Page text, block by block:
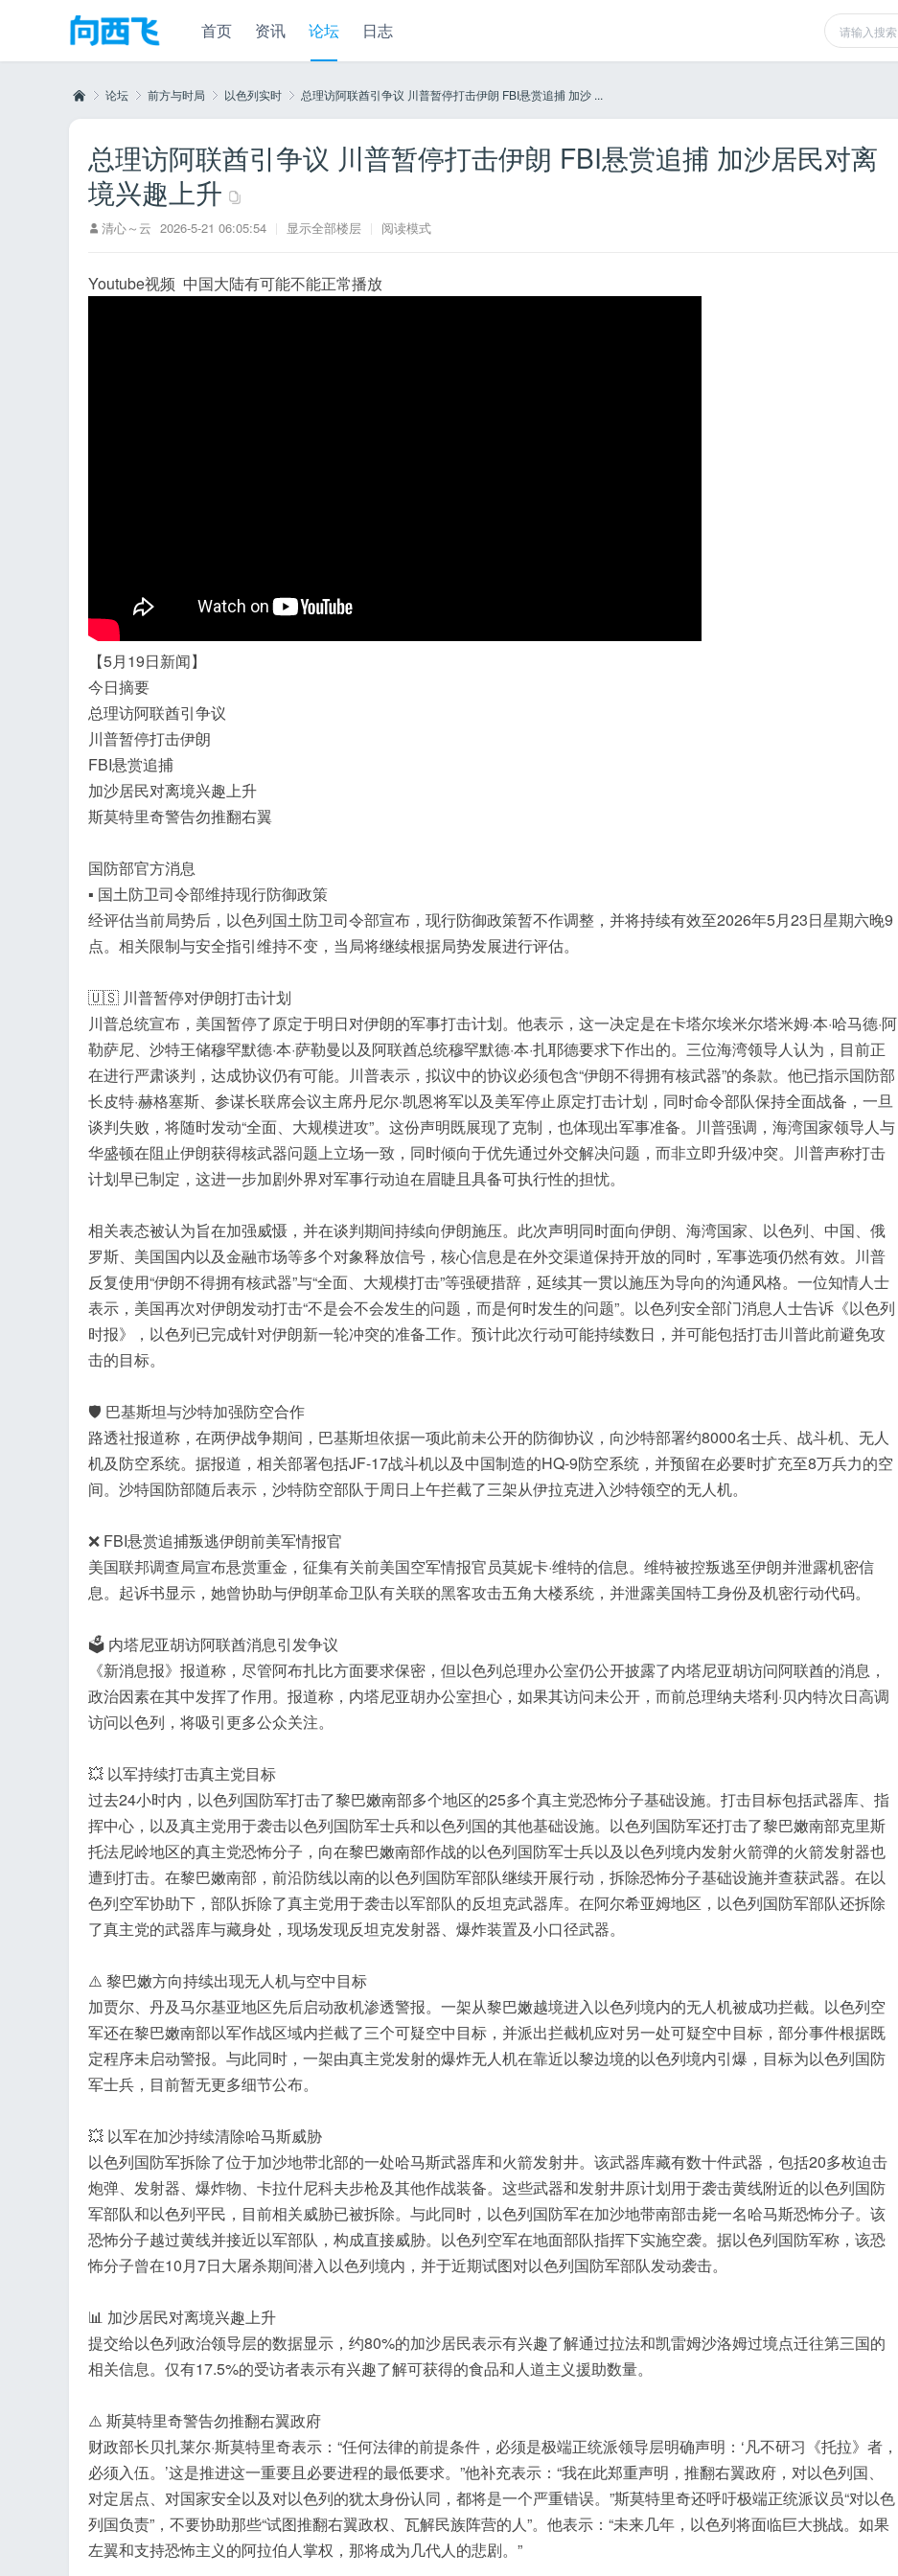
首页 资讯 论坛 日志
»
论坛
›
前方与时局
›
以色列实时 总理访阿联酋引争议 川普暂停打击伊朗 FBI悬赏追捕 加沙 ...
总理访阿联酋引争议 川普暂停打击伊朗 FBI悬赏追捕 加沙居民对离
境兴趣上升
清心～云 2026-5-21 06:05:54 | 显示全部楼层 | 阅读模式
Youtube视频 中国大陆有可能不能正常播放
【5月19日新闻】
今日摘要
总理访阿联酋引争议
川普暂停打击伊朗
FBI悬赏追捕
加沙居民对离境兴趣上升
斯莫特里奇警告勿推翻右翼
国防部官方消息
▪️ 国土防卫司令部维持现行防御政策
经评估当前局势后，以色列国土防卫司令部宣布，现行防御政策暂不作调整，并将持续有效至2026年5月23日星期六晚9
点。相关限制与安全指引维持不变，当局将继续根据局势发展进行评估。
🇺🇸 川普暂停对伊朗打击计划
川普总统宣布，美国暂停了原定于明日对伊朗的军事打击计划。他表示，这一决定是在卡塔尔埃米尔塔米姆·本·哈马德·阿
勒萨尼、沙特王储穆罕默德·本·萨勒曼以及阿联酋总统穆罕默德·本·扎耶德要求下作出的。三位海湾领导人认为，目前正
在进行严肃谈判，达成协议仍有可能。川普表示，拟议中的协议必须包含“伊朗不得拥有核武器”的条款。他已指示国防部
长皮特·赫格塞斯、参谋长联席会议主席丹尼尔·凯恩将军以及美军停止原定打击计划，同时命令部队保持全面战备，一旦
谈判失败，将随时发动“全面、大规模进攻”。这份声明既展现了克制，也体现出军事准备。川普强调，海湾国家领导人与
华盛顿在阻止伊朗获得核武器问题上立场一致，同时倾向于优先通过外交解决问题，而非立即升级冲突。川普声称打击
计划早已制定，这进一步加剧外界对军事行动迫在眉睫且具备可执行性的担忧。
相关表态被认为旨在加强威慑，并在谈判期间持续向伊朗施压。此次声明同时面向伊朗、海湾国家、以色列、中国、俄
罗斯、美国国内以及金融市场等多个对象释放信号，核心信息是在外交渠道保持开放的同时，军事选项仍然有效。川普
反复使用“伊朗不得拥有核武器”与“全面、大规模打击”等强硬措辞，延续其一贯以施压为导向的沟通风格。一位知情人士
表示，美国再次对伊朗发动打击“不是会不会发生的问题，而是何时发生的问题”。以色列安全部门消息人士告诉《以色列
时报》，以色列已完成针对伊朗新一轮冲突的准备工作。预计此次行动可能持续数日，并可能包括打击川普此前避免攻
击的目标。
🛡️ 巴基斯坦与沙特加强防空合作
路透社报道称，在两伊战争期间，巴基斯坦依据一项此前未公开的防御协议，向沙特部署约8000名士兵、战斗机、无人
机及防空系统。据报道，相关部署包括JF-17战斗机以及中国制造的HQ-9防空系统，并预留在必要时扩充至8万兵力的空
间。沙特国防部随后表示，沙特防空部队于周日上午拦截了三架从伊拉克进入沙特领空的无人机。
❌ FBI悬赏追捕叛逃伊朗前美军情报官
美国联邦调查局宣布悬赏重金，征集有关前美国空军情报官员莫妮卡·维特的信息。维特被控叛逃至伊朗并泄露机密信
息。起诉书显示，她曾协助与伊朗革命卫队有关联的黑客攻击五角大楼系统，并泄露美国特工身份及机密行动代码。
🗳️ 内塔尼亚胡访阿联酋消息引发争议
《新消息报》报道称，尽管阿布扎比方面要求保密，但以色列总理办公室仍公开披露了内塔尼亚胡访问阿联酋的消息，
政治因素在其中发挥了作用。报道称，内塔尼亚胡办公室担心，如果其访问未公开，而前总理纳夫塔利·贝内特次日高调
访问以色列，将吸引更多公众关注。
💥 以军持续打击真主党目标
过去24小时内，以色列国防军打击了黎巴嫩南部多个地区的25多个真主党恐怖分子基础设施。打击目标包括武器库、指
挥中心，以及真主党用于袭击以色列国防军士兵和以色列国的其他基础设施。以色列国防军还打击了黎巴嫩南部克里斯
托法尼岭地区的真主党恐怖分子，向在黎巴嫩南部作战的以色列国防军士兵以及以色列境内发射火箭弹的火箭发射器也
遭到打击。在黎巴嫩南部，前沿防线以南的以色列国防军部队继续开展行动，拆除恐怖分子基础设施并查获武器。在以
色列空军协助下，部队拆除了真主党用于袭击以军部队的反坦克武器库。在阿尔希亚姆地区，以色列国防军部队还拆除
了真主党的武器库与藏身处，现场发现反坦克发射器、爆炸装置及小口径武器。
⚠️ 黎巴嫩方向持续出现无人机与空中目标
加贾尔、丹及马尔基亚地区先后启动敌机渗透警报。一架从黎巴嫩越境进入以色列境内的无人机被成功拦截。以色列空
军还在黎巴嫩南部以军作战区域内拦截了三个可疑空中目标，并派出拦截机应对另一处可疑空中目标，部分事件根据既
定程序未启动警报。与此同时，一架由真主党发射的爆炸无人机在靠近以黎边境的以色列境内引爆，目标为以色列国防
军士兵，目前暂无更多细节公布。
💥 以军在加沙持续清除哈马斯威胁
以色列国防军拆除了位于加沙地带北部的一处哈马斯武器库和火箭发射井。该武器库藏有数十件武器，包括20多枚迫击
炮弹、发射器、爆炸物、卡拉什尼科夫步枪及其他作战装备。这些武器和发射井原计划用于袭击黄线附近的以色列国防
军部队和以色列平民，目前相关威胁已被拆除。与此同时，以色列国防军在加沙地带南部击毙一名哈马斯恐怖分子。该
恐怖分子越过黄线并接近以军部队，构成直接威胁。以色列空军在地面部队指挥下实施空袭。据以色列国防军称，该恐
怖分子曾在10月7日大屠杀期间潜入以色列境内，并于近期试图对以色列国防军部队发动袭击。
📊 加沙居民对离境兴趣上升
提交给以色列政治领导层的数据显示，约80%的加沙居民表示有兴趣了解通过拉法和凯雷姆沙洛姆过境点迁往第三国的
相关信息。仅有17.5%的受访者表示有兴趣了解可获得的食品和人道主义援助数量。
⚠️ 斯莫特里奇警告勿推翻右翼政府
财政部长贝扎莱尔·斯莫特里奇表示：“任何法律的前提条件，必须是极端正统派领导层明确声明：‘凡不研习《托拉》者，
必须入伍。’这是推进这一重要且必要进程的最低要求。”他补充表示：“我在此郑重声明，推翻右翼政府，对以色列国、
对定居点、对国家安全以及对以色列的犹太身份认同，都将是一个严重错误。”斯莫特里奇还呼吁极端正统派议员“对以色
列国负责”，不要协助那些“试图推翻右翼政权、瓦解民族阵营的人”。他表示：“未来几年，以色列将面临巨大挑战。如果
左翼和支持恐怖主义的阿拉伯人掌权，那将成为几代人的悲剧。”